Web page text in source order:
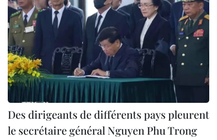
Des dirigeants de différents pays pleurent
le secrétaire général Nguyen Phu Trong